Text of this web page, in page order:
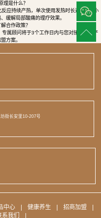
理是什么？
应持续产热，单次使用发热时长达8至12小
缓解局部酸痛的理疗效果。
合作政策？
专属顾问将于3个工作日内与您对接，提供产
方案。
街长安里10-207号
中心 健康养生 招商加盟
系我们